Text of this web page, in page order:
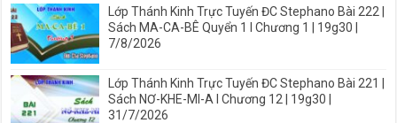
Lớp Thánh Kinh Trực Tuyến ĐC Stephano Bài 222 |
Sách MA-CA-BÊ Quyển 1 I Chương 1 | 19g30 |
7/8/2026
Lớp Thánh Kinh Trực Tuyến ĐC Stephano Bài 221 |
Sách NƠ-KHE-MI-A I Chương 12 | 19g30 |
31/7/2026